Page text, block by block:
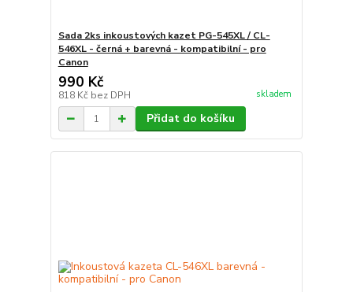
Sada 2ks inkoustových kazet PG-545XL / CL-
546XL - černá + barevná - kompatibilní - pro
Canon
990 Kč
818 Kč bez DPH skladem
Přidat do košíku